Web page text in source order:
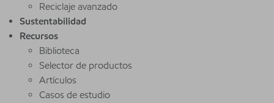
Reciclaje avanzado
Sustentabilidad
Recursos
Biblioteca
Selector de productos
Artículos
Casos de estudio